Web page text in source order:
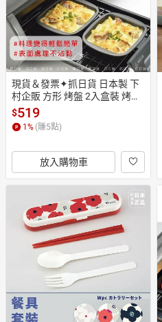
現貨＆發票✦抓日貨 日本製 下
村企販 方形 烤盤 2入盒裝 烤箱
專用托盤 燕三条 不沾 料理 早餐
烤蛋 煎蛋 氣炸鍋
$519
1% (賺5點)
放入購物車